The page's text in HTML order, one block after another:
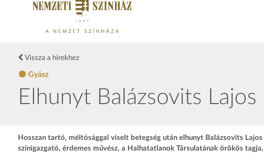
Vissza a hírekhez
Gyász
Elhunyt Balázsovits Lajos
Hosszan tartó, méltósággal viselt betegség után elhunyt Balázsovits Lajos
színigazgató, érdemes művész, a Halhatatlanok Társulatának örökös